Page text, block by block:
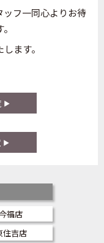
フ一同心よりお待
ます。
福店
住吉店